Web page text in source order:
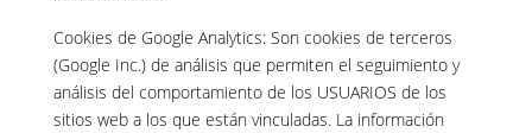
Cookies de Google Analytics: Son cookies de terceros
(Google Inc.) de análisis que permiten el seguimiento y
análisis del comportamiento de los USUARIOS de los
sitios web a los que están vinculadas. La información